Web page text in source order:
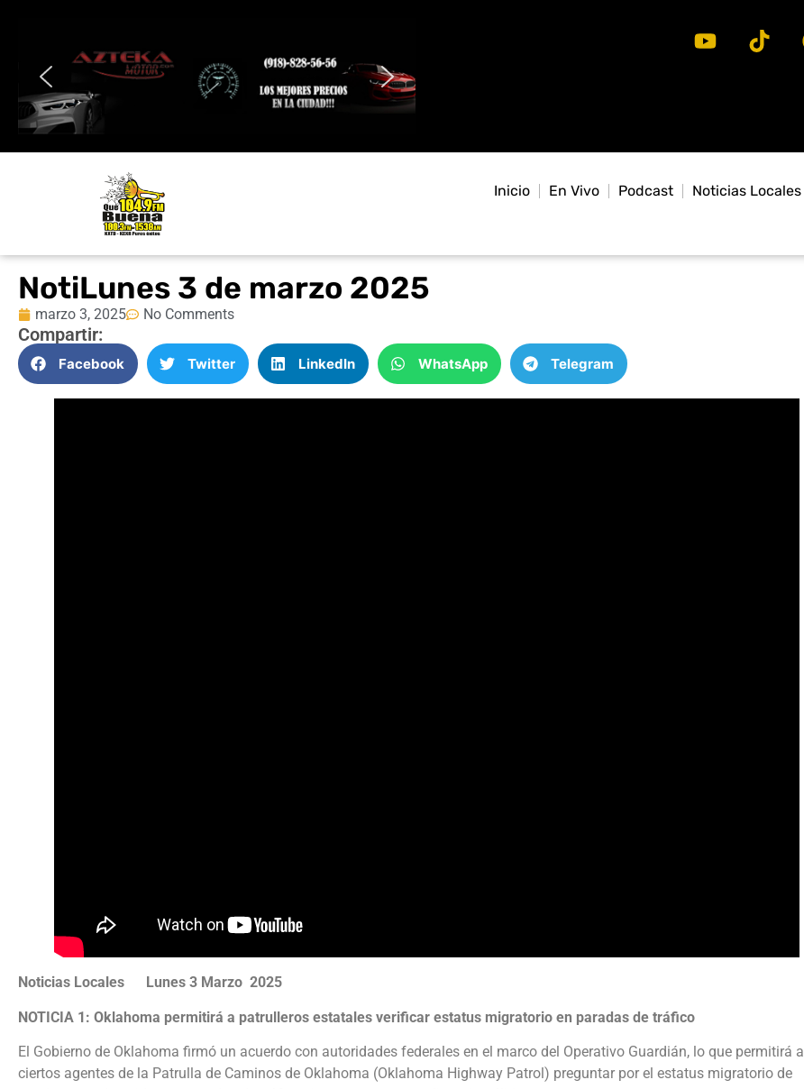
Inicio En Vivo Podcast Noticias Locales
NotiLunes 3 de marzo 2025
marzo 3, 2025 No Comments
Compartir:
Facebook Twitter LinkedIn WhatsApp Telegram
Noticias Locales Lunes 3 Marzo 2025
NOTICIA 1: Oklahoma permitirá a patrulleros estatales verificar estatus migratorio en paradas de tráfico
El Gobierno de Oklahoma firmó un acuerdo con autoridades federales en el marco del Operativo Guardián, lo que permitirá a
ciertos agentes de la Patrulla de Caminos de Oklahoma (Oklahoma Highway Patrol) preguntar por el estatus migratorio de